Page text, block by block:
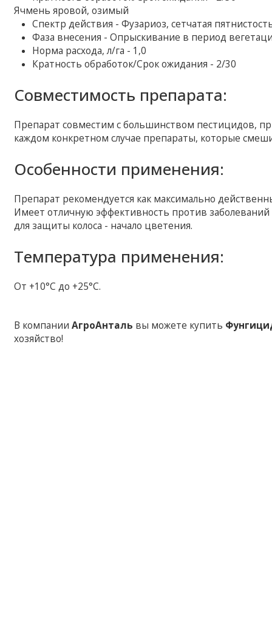
Ячмень яровой, озимый
Спектр действия - Фузариоз, сетчатая
Фаза внесения - Опрыскивание в период
Норма расхода, л/га - 1,0
Кратность обработок/Срок ожидания - 2/30
Совместимость препарата:
Препарат совместим с большинством пестицидов,
каждом конкретном случае препараты, которые
Особенности применения:
Препарат рекомендуется как максимально
Имеет отличную эффективность против
для защиты колоса - начало цветения.
Температура применения:
От +10°С до +25°С.
В компанииАгроАнталь вы можете купить
хозяйство!